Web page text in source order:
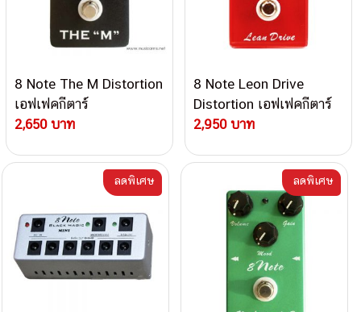
8 Note The M Distortion
เอฟเฟคกีตาร์
2,650 บาท
8 Note Leon Drive
Distortion เอฟเฟคกีตาร์
2,950 บาท
ลดพิเศษ ลดพิเศษ